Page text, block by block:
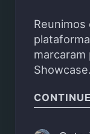
marcaram